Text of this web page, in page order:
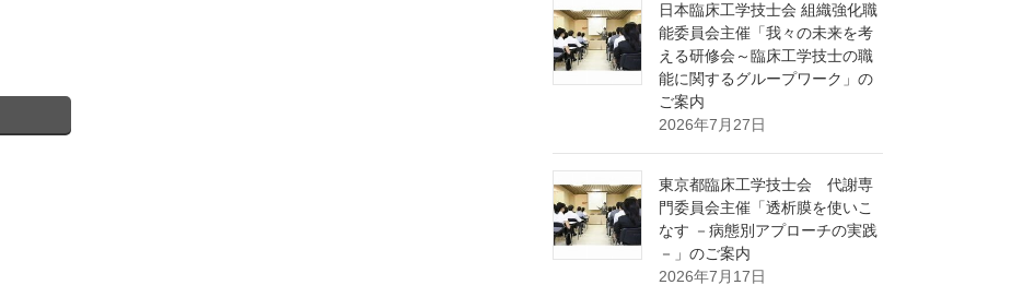
日本臨床工学技士会 組織強化職
能委員会主催「我々の未来を考
える研修会～臨床工学技士の職
能に関するグループワーク」の
ご案内
2026年7月27日
東京都臨床工学技士会 代謝専
門委員会主催「透析膜を使いこ
なす －病態別アプローチの実践
－」のご案内
2026年7月17日